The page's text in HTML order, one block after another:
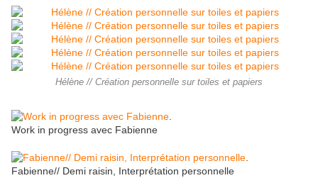
Hélène // Création personnelle sur toiles et papiers
Work in progress avec Fabienne
Fabienne// Demi raisin, Interprétation personnelle